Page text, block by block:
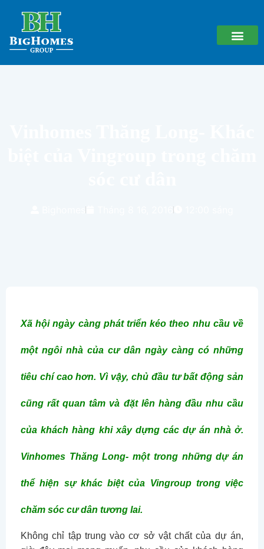
Xã hội ngày càng phát triển kéo theo nhu cầu về
một ngôi nhà của cư dân ngày càng có những
tiêu chí cao hơn. Vì vậy, chủ đầu tư bất động sản
cũng rất quan tâm và đặt lên hàng đầu nhu cầu
của khách hàng khi xây dựng các dự án nhà ở.
Vinhomes Thăng Long- một trong những dự án
thể hiện sự khác biệt của Vingroup trong việc
chăm sóc cư dân tương lai.
Không chỉ tập trung vào cơ sở vật chất của dự án,